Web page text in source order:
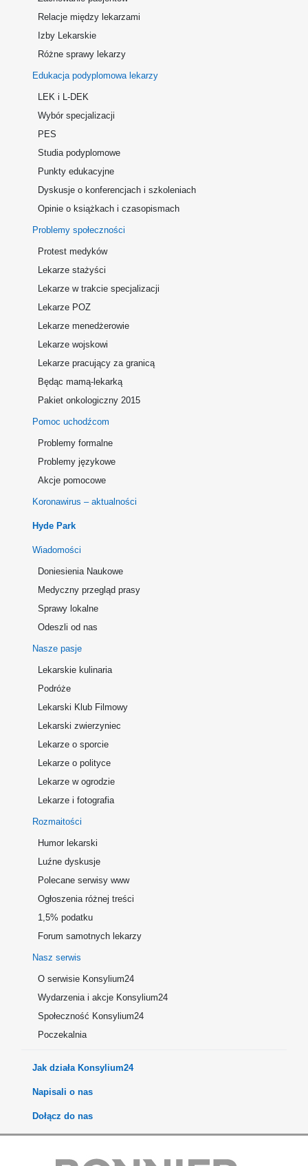
Relacje między lekarzami
Izby Lekarskie
Różne sprawy lekarzy
Edukacja podyplomowa lekarzy
LEK i L-DEK
Wybór specjalizacji
PES
Studia podyplomowe
Punkty edukacyjne
Dyskusje o konferencjach i szkoleniach
Opinie o książkach i czasopismach
Problemy społeczności
Protest medyków
Lekarze stażyści
Lekarze w trakcie specjalizacji
Lekarze POZ
Lekarze menedżerowie
Lekarze wojskowi
Lekarze pracujący za granicą
Będąc mamą-lekarką
Pakiet onkologiczny 2015
Pomoc uchodźcom
Problemy formalne
Problemy językowe
Akcje pomocowe
Koronawirus – aktualności
Hyde Park
Wiadomości
Doniesienia Naukowe
Medyczny przegląd prasy
Sprawy lokalne
Odeszli od nas
Nasze pasje
Lekarskie kulinaria
Podróże
Lekarski Klub Filmowy
Lekarski zwierzyniec
Lekarze o sporcie
Lekarze o polityce
Lekarze w ogrodzie
Lekarze i fotografia
Rozmaitości
Humor lekarski
Luźne dyskusje
Polecane serwisy www
Ogłoszenia różnej treści
1,5% podatku
Forum samotnych lekarzy
Nasz serwis
O serwisie Konsylium24
Wydarzenia i akcje Konsylium24
Społeczność Konsylium24
Poczekalnia
Jak działa Konsylium24
Napisali o nas
Dołącz do nas